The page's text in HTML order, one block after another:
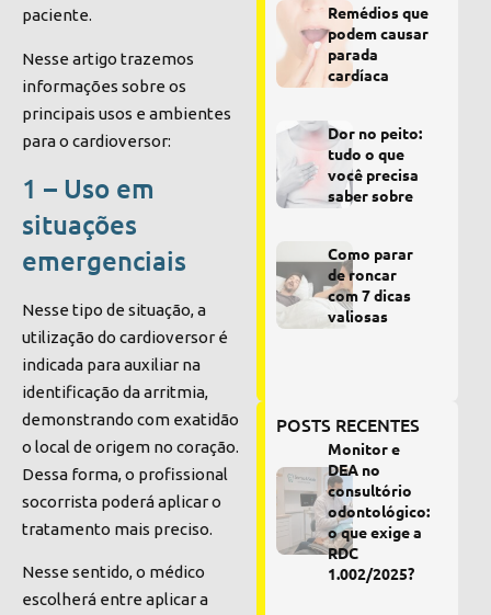
paciente.
Nesse artigo trazemos
informações sobre os
principais usos e ambientes
para o cardioversor:
1 – Uso em
situações
emergenciais
Nesse tipo de situação, a
utilização do cardioversor é
indicada para auxiliar na
identificação da arritmia,
demonstrando com exatidão
o local de origem no coração.
Dessa forma, o profissional
socorrista poderá aplicar o
tratamento mais preciso.
Nesse sentido, o médico
escolherá entre aplicar a
Remédios que
podem causar
parada
cardíaca
Dor no peito:
tudo o que
você precisa
saber sobre
Como parar
de roncar
com 7 dicas
valiosas
POSTS RECENTES
Monitor e
DEA no
consultório
odontológico:
o que exige a
RDC
1.002/2025?